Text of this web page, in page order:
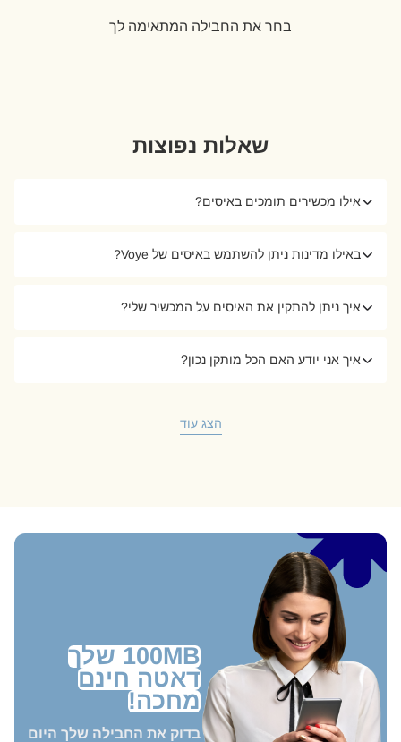
בחר את החבילה המתאימה לך
שאלות נפוצות
אילו מכשירים תומכים באיסים?
באילו מדינות ניתן להשתמש באיסים של Voye?
איך ניתן להתקין את האיסים על המכשיר שלי?
איך אני יודע האם הכל מותקן נכון?
הצג עוד
100MB שלך
דאטה חינם
מחכה!
בדוק את החבילה שלך היום